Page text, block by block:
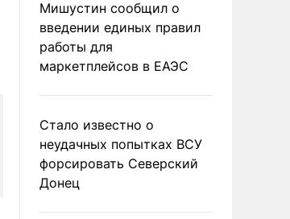
Мишустин сообщил о
введении единых правил
работы для
маркетплейсов в ЕАЭС
Стало известно о
неудачных попытках ВСУ
форсировать Северский
Донец